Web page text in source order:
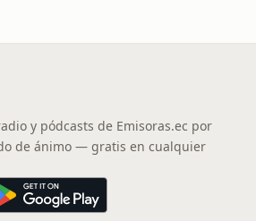
y pódcasts de Emisoras.ec por
de ánimo — gratis en cualquier